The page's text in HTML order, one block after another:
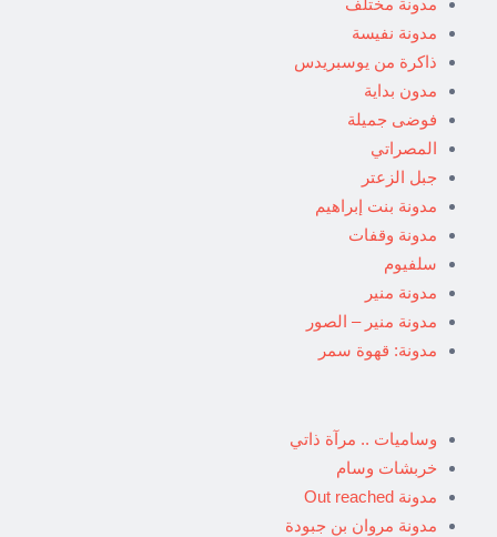
مدونة مختلف
مدونة نفيسة
ذاكرة من يوسبريدس
مدون بداية
فوضى جميلة
المصراتي
جبل الزعتر
مدونة بنت إبراهيم
مدونة وقفات
سلفيوم
مدونة منير
مدونة منير – الصور
مدونة: قهوة سمر
وساميات .. مرآة ذاتي
خربشات وسام
مدونة Out reached
مدونة مروان بن جبودة